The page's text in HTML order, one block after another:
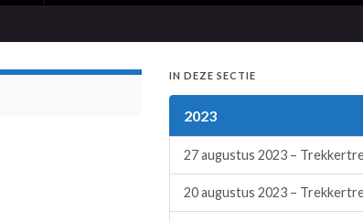
IN DEZE SECTIE
2023
27 augustus 2023 –
20 augustus 2023 –